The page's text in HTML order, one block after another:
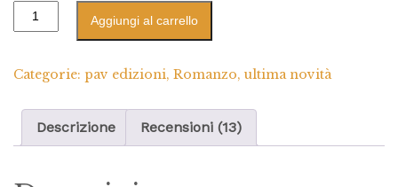
Aggiungi al carrello
Categorie: pav edizioni, Romanzo, ultima novità
Descrizione Recensioni (13)